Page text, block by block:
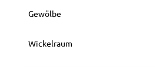
Gewölbe
Wickelraum